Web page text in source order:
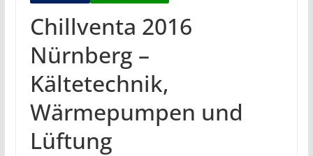
Chillventa 2016
Nürnberg –
Kältetechnik,
Wärmepumpen und
Lüftung